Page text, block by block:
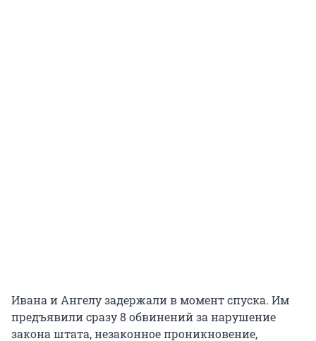
Ивана и Ангелу задержали в момент спуска. Им
предъявили сразу 8 обвинений за нарушение
закона штата, незаконное проникновение,